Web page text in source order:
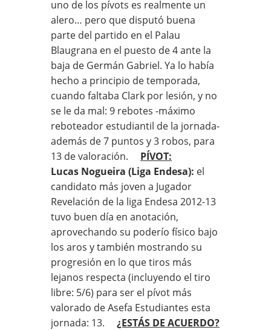
uno de los pívots es realmente un
alero… pero que disputó buena
parte del partido en el Palau
Blaugrana en el puesto de 4 ante la
baja de Germán Gabriel. Ya lo había
hecho a principio de temporada,
cuando faltaba Clark por lesión, y no
se le da mal: 9 rebotes -máximo
reboteador estudiantil de la jornada-
además de 7 puntos y 3 robos, para
13 de valoración.
PÍVOT:
Lucas Nogueira (Liga Endesa): el
candidato más joven a Jugador
Revelación de la liga Endesa 2012-13
tuvo buen día en anotación,
aprovechando su poderío físico bajo
los aros y también mostrando su
progresión en lo que tiros más
lejanos respecta (incluyendo el tiro
libre: 5/6) para ser el pívot más
valorado de Asefa Estudiantes esta
jornada: 13. ¿ESTÁS DE ACUERDO?